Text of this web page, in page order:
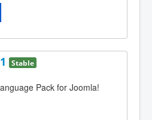
Stable
Pack for Joomla!